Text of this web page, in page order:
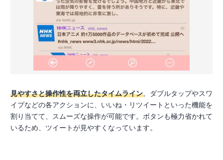
見やすさと操作性を両立したタイムライン。ダブルタップやスワ
イプなどの各アクションに、いいね・リツイートといった機能を
割り当てて、スムーズな操作が可能です。ボタンも極力省かれて
いるため、ツイートが見やすくなっています。